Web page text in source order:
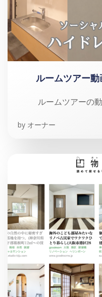
ルームツアー動
ルームツアーの
by オーナー